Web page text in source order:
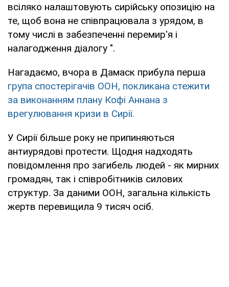
всіляко налаштовують сирійську опозицію на
те, щоб вона не співпрацювала з урядом, в
тому числі в забезпеченні перемир'я і
налагодження діалогу ".
Нагадаємо, вчора в Дамаск прибула перша
група спостерігачів ООН, покликана стежити
за виконанням плану Кофі Аннана з
врегулювання кризи в Сирії.
У Сирії більше року не припиняються
антиурядові протести. Щодня надходять
повідомлення про загибель людей - як мирних
громадян, так і співробітників силових
структур. За даними ООН, загальна кількість
жертв перевищила 9 тисяч осіб.